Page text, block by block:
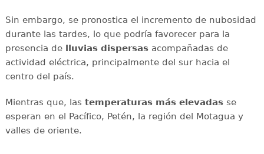
Sin embargo, se pronostica el incremento de nubosidad
durante las tardes, lo que podría favorecer para la
presencia de lluvias dispersasacompañadas de
actividad eléctrica, principalmente del sur hacia el
centro del país.
Mientras que, las temperaturas más elevadasse
esperan en el Pacífico, Petén, la región del Motagua y
valles de oriente.